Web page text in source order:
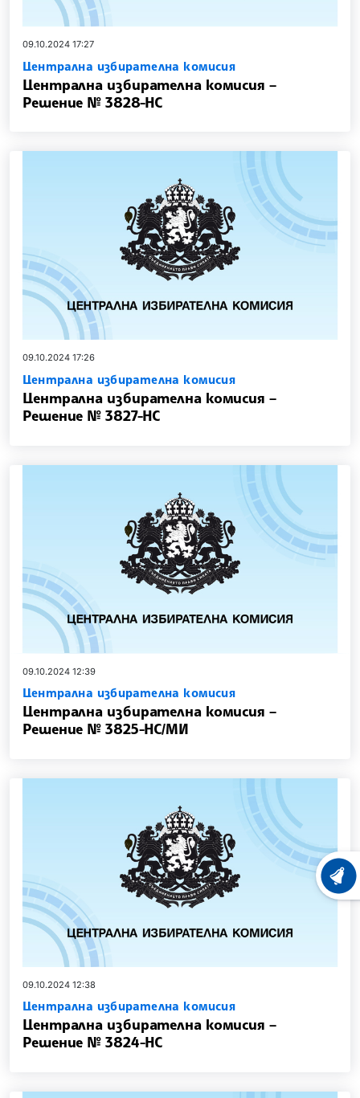
09.10.2024 17:27
Централна избирателна комисия
Централна избирателна комисия –
Решение № 3828-НС
09.10.2024 17:26
Централна избирателна комисия
Централна избирателна комисия –
Решение № 3827-НС
09.10.2024 12:39
Централна избирателна комисия
Централна избирателна комисия –
Решение № 3825-НС/МИ
09.10.2024 12:38
Централна избирателна комисия
Централна избирателна комисия –
Решение № 3824-НС